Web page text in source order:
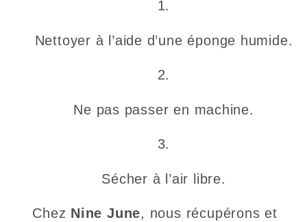
Nettoyer à l’aide d’une éponge humide.
Ne pas passer en machine.
Sécher à l’air libre.
Chez Nine June, nous récupérons et